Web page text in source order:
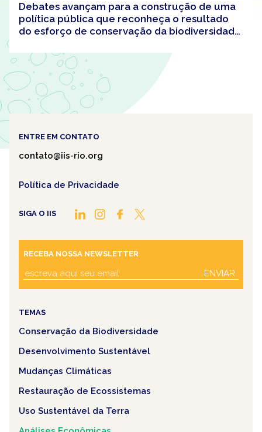
Debates avançam para a construção de uma
política pública que reconheça o resultado
do esforço de conservação da biodiversidade
ENTRE EM CONTATO
contato@iis-rio.org
Política de Privacidade
SIGA O IIS
RECEBA NOSSA NEWSLETTER
ENVIAR
TEMAS
Conservação da Biodiversidade
Desenvolvimento Sustentável
Mudanças Climáticas
Restauração de Ecossistemas
Uso Sustentável da Terra